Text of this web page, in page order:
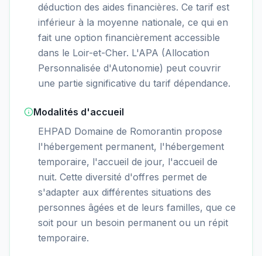
déduction des aides financières. Ce tarif est
inférieur à la moyenne nationale, ce qui en
fait une option financièrement accessible
dans le Loir-et-Cher. L'APA (Allocation
Personnalisée d'Autonomie) peut couvrir
une partie significative du tarif dépendance.
Modalités d'accueil
EHPAD Domaine de Romorantin propose
l'hébergement permanent, l'hébergement
temporaire, l'accueil de jour, l'accueil de
nuit. Cette diversité d'offres permet de
s'adapter aux différentes situations des
personnes âgées et de leurs familles, que ce
soit pour un besoin permanent ou un répit
temporaire.